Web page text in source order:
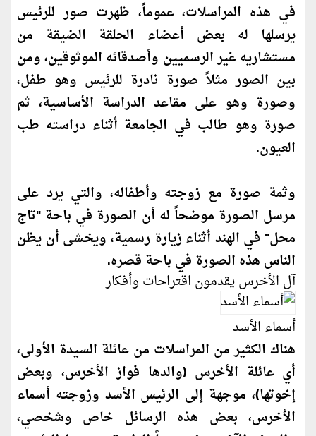
في هذه المراسلات، عموماً، ظهرت صور للرئيس
يرسلها له بعض أعضاء الحلقة الضيقة من
مستشاريه غير الرسميين وأصدقائه الموثوقين، ومن
بين الصور مثلاًصورة نادرة للرئيس وهو طفل،
وصورة وهو على مقاعد الدراسة الأساسية، ثم
صورة وهو طالب في الجامعة أثناء دراسته طب
العيون.
وثمة صورة مع زوجته وأطفاله، والتي يرد على
مرسل الصورة موضحاً له أن الصورة في باحة "تاج
محل" في الهند أثناء زيارة رسمية، ويخشى أن يظن
الناس هذه الصورة في باحة قصره.
آل الأخرس يقدمون اقتراحات وأفكار
أسماء الأسد
هناك الكثير من المراسلات من عائلة السيدة الأولى،
أي عائلة الأخرس (والدها فواز الأخرس، وبعض
إخوتها)، موجهة إلى الرئيس الأسد وزوجته أسماء
الأخرس، بعض هذه الرسائل خاص وشخصي،